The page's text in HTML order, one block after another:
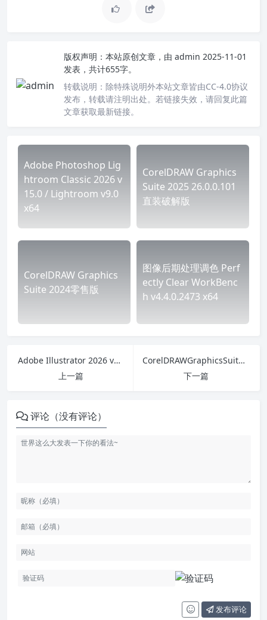
版权声明： 本站原创文章，由 admin 2025-11-01
发表，共计655字。
转载说明： 除特殊说明外本站文章皆由CC-4.0协议
发布，转载请注明出处。若链接失效，请回复此篇
文章获取最新链接。
Adobe Photoshop Lig
htroom Classic 2026 v
15.0 / Lightroom v9.0
x64
CorelDRAW Graphics
Suite 2025 26.0.0.101
直装破解版
CorelDRAW Graphics
Suite 2024零售版
图像后期处理调色 Perf
ectly Clear WorkBenc
h v4.4.0.2473 x64
Adobe Illustrator 2026 v30.0 x64
上一篇
CorelDRAWGraphicsSuite2025官方简体中文零售版MF01_WIN+MAC
下一篇
评论（没有评论）
发布评论